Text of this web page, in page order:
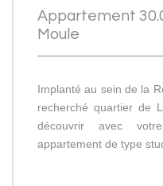
Appartement
Moule
Implanté au sein de la
recherché quartier de
découvrir avec
appartement de type